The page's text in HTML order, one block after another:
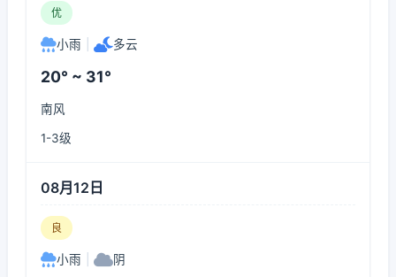
优
小雨 多云
20° ~ 31°
南风
1-3级
08月12日
良
小雨 阴